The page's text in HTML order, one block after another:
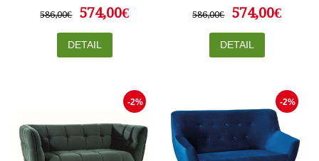
586,00€ 574,00€
DETAIL
586,00€ 574,00€
DETAIL
-2% -2%